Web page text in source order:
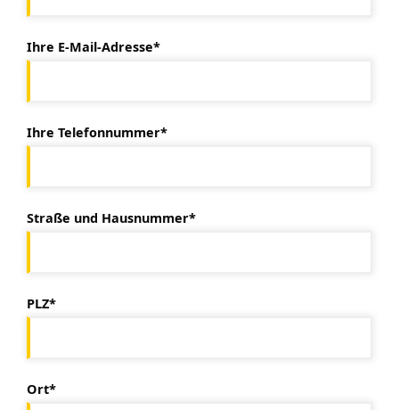
Ihre E-Mail-Adresse*
Ihre Telefonnummer*
Straße und Hausnummer*
PLZ*
Ort*